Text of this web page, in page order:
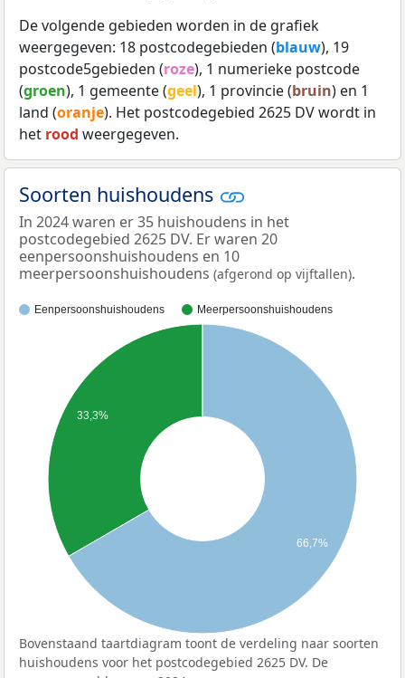
De volgende gebieden worden in de grafiek
weergegeven: 18 postcodegebieden (blauw), 19
postcode5gebieden (roze), 1 numerieke postcode
(groen), 1 gemeente (geel), 1 provincie (bruin) en 1
land (oranje). Het postcodegebied 2625 DV wordt in
het rood weergegeven.
Soorten huishoudens
In 2024 waren er 35 huishoudens in het
postcodegebied 2625 DV. Er waren 20
eenpersoonshuishoudens en 10
meerpersoonshuishoudens (afgerond op vijftallen).
Eenpersoonshuishoudens Meerpersoonshuishoudens
33,3%
66,7%
Bovenstaand taartdiagram toont de verdeling naar soorten
huishoudens voor het postcodegebied 2625 DV. De